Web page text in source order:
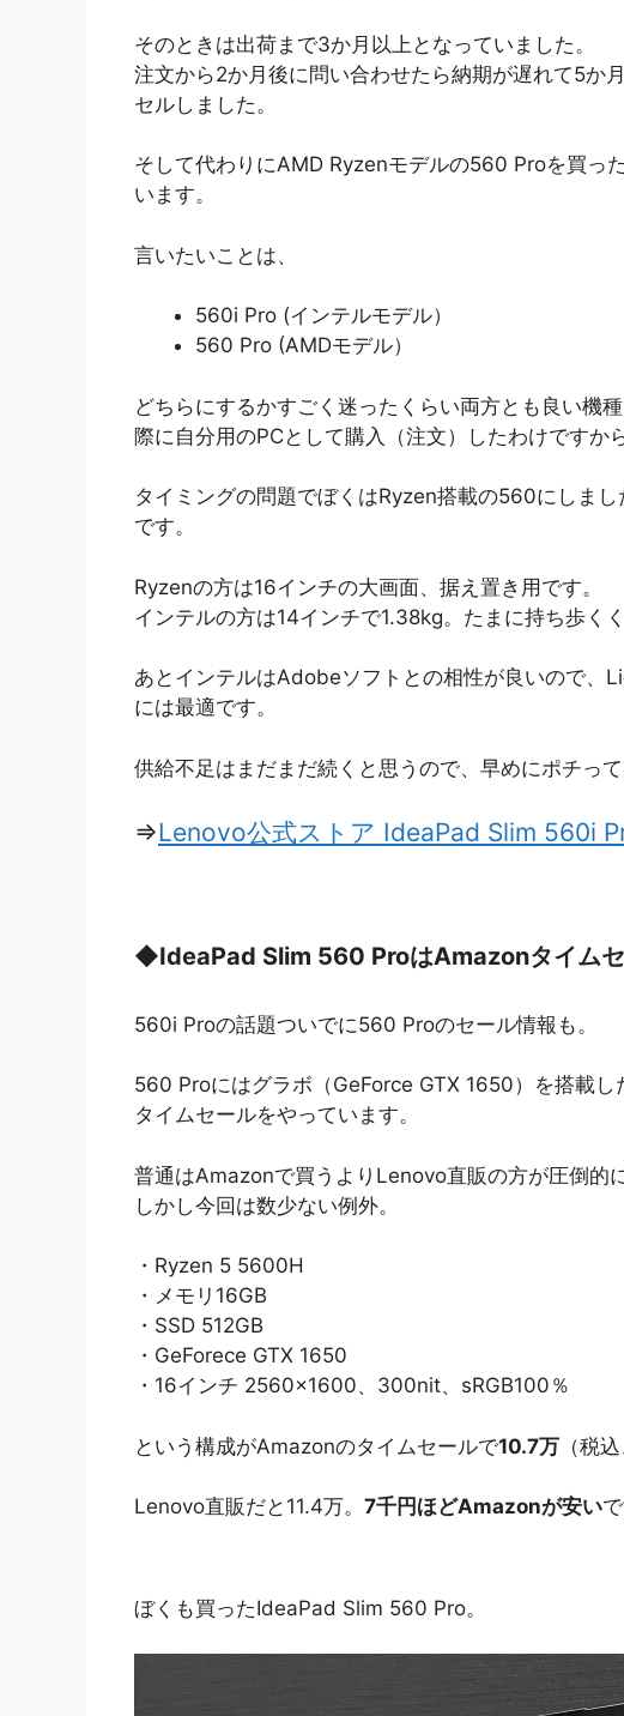
そのときは出荷まで3か月以上となっていました。
注文から2か月後に問い合わせたら納期が遅れて5か
セルしました。
そして代わりにAMD Ryzenモデルの560 Proを買っ
います。
言いたいことは、
560i Pro (インテルモデル）
560 Pro (AMDモデル）
どちらにするかすごく迷ったくらい両方とも良い機
際に自分用のPCとして購入（注文）したわけですか
タイミングの問題でぼくはRyzen搭載の560にしま
です。
Ryzenの方は16インチの大画面、据え置き用です。
インテルの方は14インチで1.38kg。たまに持ち歩く
あとインテルはAdobeソフトとの相性が良いので、
には最適です。
供給不足はまだまだ続くと思うので、早めにポチっ
⇒Lenovo公式ストア IdeaPad Slim 560i
◆IdeaPad Slim 560 ProはAmazonタイム
560i Proの話題ついでに560 Proのセール情報も。
560 Proにはグラボ（GeForce GTX 1650）を搭載
タイムセールをやっています。
普通はAmazonで買うよりLenovo直販の方が圧倒的
しかし今回は数少ない例外。
・Ryzen 5 5600H
・メモリ16GB
・SSD 512GB
・GeForece GTX 1650
・16インチ 2560×1600、300nit、sRGB100％
という構成がAmazonのタイムセールで10.7万 （税
Lenovo直販だと11.4万。 7千円ほどAmazonが安いで
ぼくも買ったIdeaPad Slim 560 Pro。